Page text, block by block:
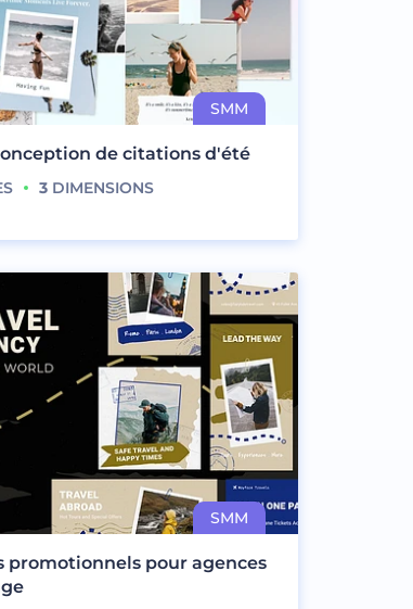
de citations d'été
3DIMENSIONS
promotionnels pour agences